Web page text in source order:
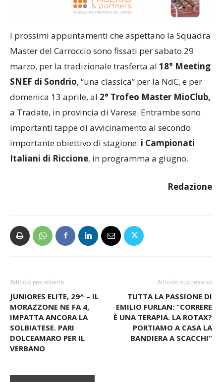
I prossimi appuntamenti che aspettano la Squadra
Master del Carroccio sono fissati per sabato 29
marzo, per la tradizionale trasferta al 18° Meeting
SNEF di Sondrio, “una classica” per la NdC, e per
domenica 13 aprile, al 2° Trofeo Master MioClub,
a Tradate, in provincia di Varese. Entrambe sono
importanti tappe di avvicinamento al secondo
importante obiettivo di stagione: i Campionati
Italiani di Riccione, in programma a giugno.
Redazione
Articolo precedente
JUNIORES ELITE, 29^ – IL
MORAZZONE NE FA 4,
IMPATTA ANCORA LA
SOLBIATESE. PARI
DOLCEAMARO PER IL
VERBANO
Articolo successivo
TUTTA LA PASSIONE DI
EMILIO FURLAN: “CORRERE
È UNA TERAPIA. LA ROTAX?
PORTIAMO A CASA LA
BANDIERA A SCACCHI”